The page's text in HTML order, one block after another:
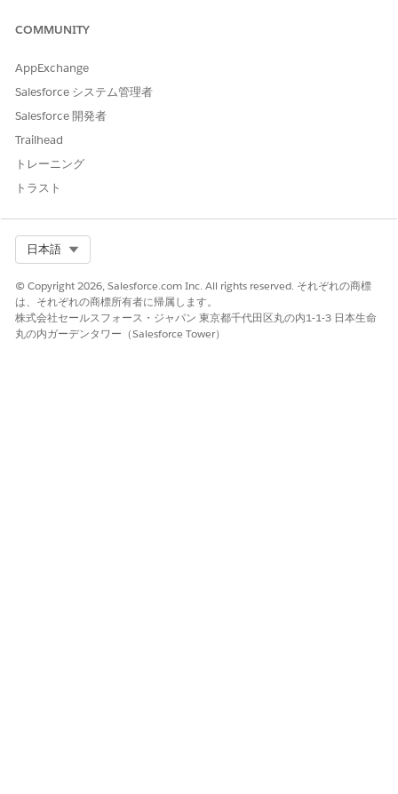
ライセンスなどのファイルをオンボーディング要件に関連付け
テゴリドキュメント種別の対応付けを使用して、受入を自動化
し、デューデリジェンスを加速します。
はい いいえ
COMMUNITY
AppExchange
Salesforce システム管理者
Salesforce 開発者
Trailhead
トレーニング
トラスト
日本語
© Copyright 2026, Salesforce.com Inc. All rights reserved. それぞれの商標
は、それぞれの商標所有者に帰属します。
株式会社セールスフォース・ジャパン 東京都千代田区丸の内1-1-3 日本生命
丸の内ガーデンタワー（Salesforce Tower）